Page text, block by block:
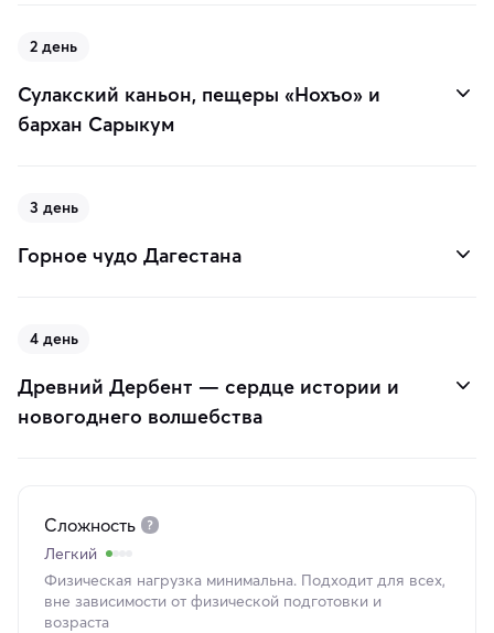
2 день
Сулакский каньон, пещеры «Нохъо» и
бархан Сарыкум
3 день
Горное чудо Дагестана
4 день
Древний Дербент — сердце истории и
новогоднего волшебства
Сложность
Легкий
Физическая нагрузка минимальна. Подходит для всех,
вне зависимости от физической подготовки и
возраста